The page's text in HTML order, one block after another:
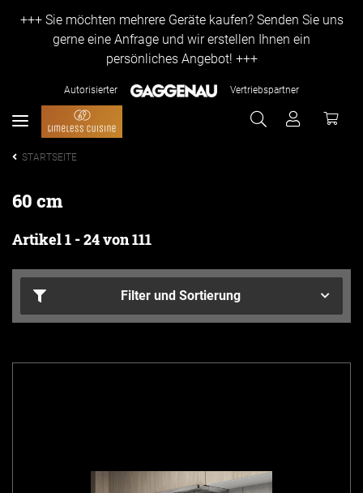
+++ Sie möchten mehrere Geräte kaufen? Senden Sie uns
gerne eine Anfrage und wir erstellen Ihnen ein
persönliches Angebot! +++
Autorisierter Vertriebspartner
STARTSEITE
60 cm
Artikel 1 - 24 von 111
Filter und Sortierung